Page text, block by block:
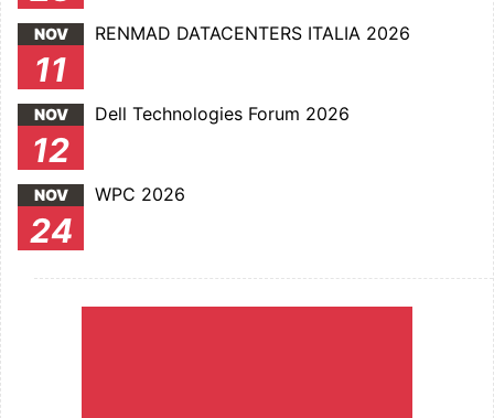
NOV
11
RENMAD DATACENTERS ITALIA 2026
NOV
12
Dell Technologies Forum 2026
NOV
24
WPC 2026